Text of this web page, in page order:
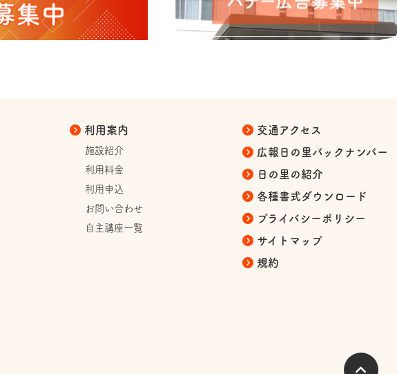
利用案内
施設紹介
利用料金
利用申込
お問い合わせ
自主講座一覧
交通アクセス
広報日の里バックナンバー
日の里の紹介
各種書式ダウンロード
プライバシーポリシー
サイトマップ
規約